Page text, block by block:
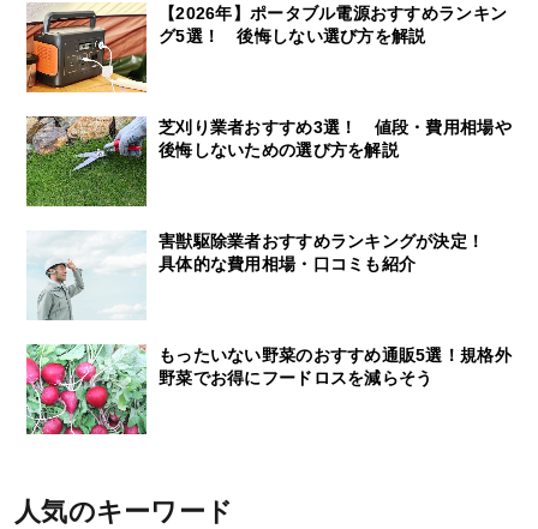
【2026年】ポータブル電源おすすめランキン
グ5選！ 後悔しない選び方を解説
芝刈り業者おすすめ3選！ 値段・費用相場や
後悔しないための選び方を解説
害獣駆除業者おすすめランキングが決定！
具体的な費用相場・口コミも紹介
もったいない野菜のおすすめ通販5選！規格外
野菜でお得にフードロスを減らそう
人気のキーワード